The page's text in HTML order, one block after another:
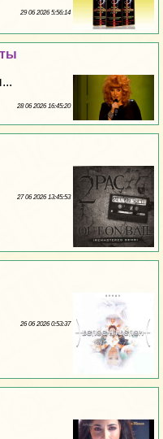
29 06 2026 5:56:14
28 06 2026 16:45:20
27 06 2026 13:45:53
26 06 2026 0:53:37